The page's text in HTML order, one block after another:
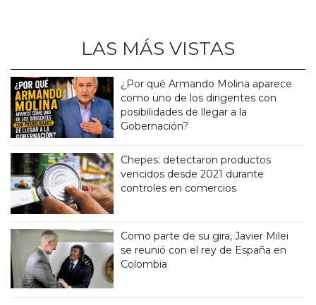
LAS MÁS VISTAS
¿Por qué Armando Molina aparece
como uno de los dirigentes con
posibilidades de llegar a la
Gobernación?
Chepes: detectaron productos
vencidos desde 2021 durante
controles en comercios
Como parte de su gira, Javier Milei
se reunió con el rey de España en
Colombia